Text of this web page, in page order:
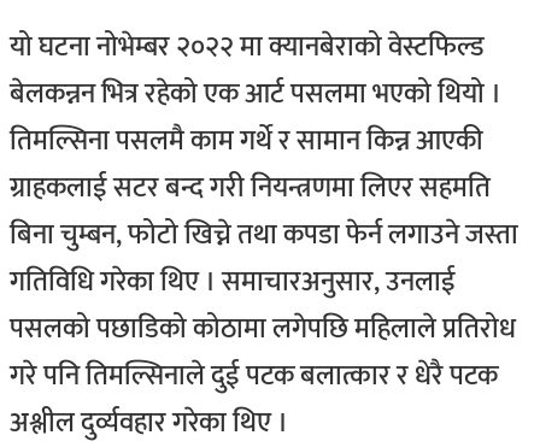
यो घटना नोभेम्बर २०२२ मा क्यानबेराको वेस्टफिल्ड
बेलकन्नन भित्र रहेको एक आर्ट पसलमा भएको थियो ।
तिमल्सिना पसलमै काम गर्थे र सामान किन्न आएकी
ग्राहकलाई सटर बन्द गरी नियन्त्रणमा लिएर सहमति
बिना चुम्बन, फोटो खिच्ने तथा कपडा फेर्न लगाउने जस्ता
गतिविधि गरेका थिए ।समाचारअनुसार, उनलाई
पसलको पछाडिको कोठामा लगेपछि महिलाले प्रतिरोध
गरे पनि तिमल्सिनाले दुई पटक बलात्कार र धेरै पटक
अश्लील दुर्व्यवहार गरेका थिए ।